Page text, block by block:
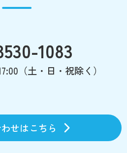
1083
（土・日・祝除く）
せはこちら